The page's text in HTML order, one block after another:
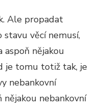
Ale propadat
věcí nemusí,
aspoň nějakou
je tomu totiž tak, je
nebankovní
nějakou nebankovní